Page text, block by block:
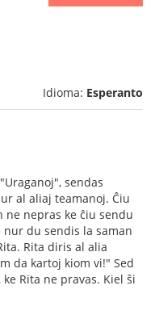
Idioma: Esperanto
sendas
al aliaj teamanoj. Ĉiu
ne nepras ke ĉiu sendu
nur du sendis la saman
Rita diris al alia
da kartoj kiom vi!" Sed
Rita ne pravas. Kiel ŝi